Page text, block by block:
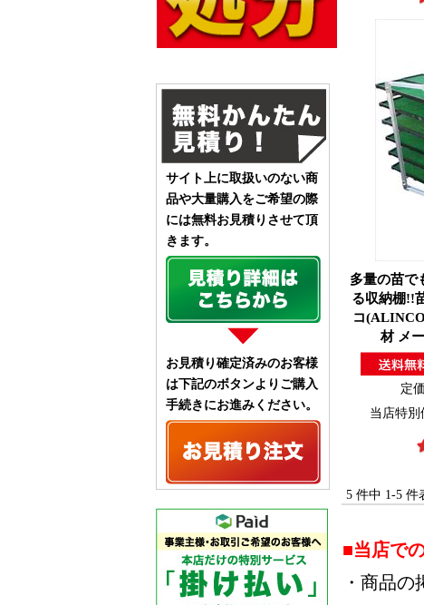
サイト上に取扱いのない商
品や大量購入をご希望の際
には無料お見積りさせて頂
きます。
お見積り確定済みのお客様
は下記のボタンよりご購入
手続きにお進みください。
多量の苗で
る収納棚!!
コ
材 メ
定
当店特別
5 件中 1-5
■当店で
・商品